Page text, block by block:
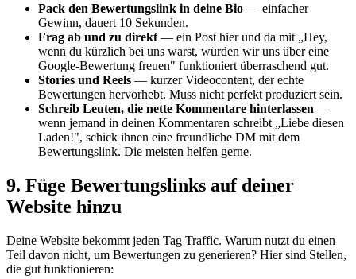
Pack den Bewertungslink in deine Bio — einfacher
Gewinn, dauert 10 Sekunden.
Frag ab und zu direkt — ein Post hier und da mit „Hey,
wenn du kürzlich bei uns warst, würden wir uns über eine
Google-Bewertung freuen" funktioniert überraschend gut.
Stories und Reels — kurzer Videocontent, der echte
Bewertungen hervorhebt. Muss nicht perfekt produziert sein.
Schreib Leuten, die nette Kommentare hinterlassen —
wenn jemand in deinen Kommentaren schreibt „Liebe diesen
Laden!", schick ihnen eine freundliche DM mit dem
Bewertungslink. Die meisten helfen gerne.
9. Füge Bewertungslinks auf deiner
Website hinzu
Deine Website bekommt jeden Tag Traffic. Warum nutzt du einen
Teil davon nicht, um Bewertungen zu generieren? Hier sind Stellen,
die gut funktionieren: